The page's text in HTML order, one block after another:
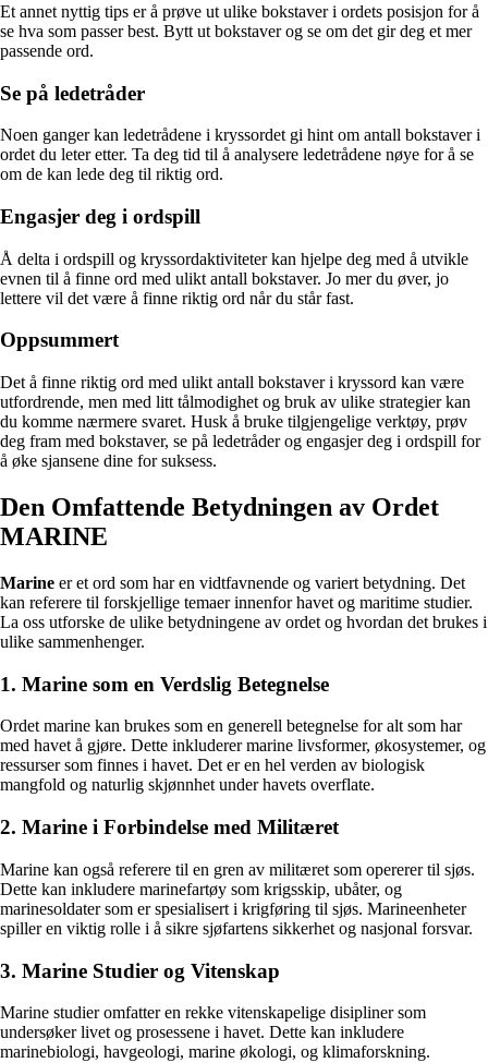
Et annet nyttig tips er å prøve ut ulike bokstaver i ordets posisjon for å
se hva som passer best. Bytt ut bokstaver og se om det gir deg et mer
passende ord.
Se på ledetråder
Noen ganger kan ledetrådene i kryssordet gi hint om antall bokstaver i
ordet du leter etter. Ta deg tid til å analysere ledetrådene nøye for å se
om de kan lede deg til riktig ord.
Engasjer deg i ordspill
Å delta i ordspill og kryssordaktiviteter kan hjelpe deg med å utvikle
evnen til å finne ord med ulikt antall bokstaver. Jo mer du øver, jo
lettere vil det være å finne riktig ord når du står fast.
Oppsummert
Det å finne riktig ord med ulikt antall bokstaver i kryssord kan være
utfordrende, men med litt tålmodighet og bruk av ulike strategier kan
du komme nærmere svaret. Husk å bruke tilgjengelige verktøy, prøv
deg fram med bokstaver, se på ledetråder og engasjer deg i ordspill for
å øke sjansene dine for suksess.
Den Omfattende Betydningen av Ordet
MARINE
Marine er et ord som har en vidtfavnende og variert betydning. Det
kan referere til forskjellige temaer innenfor havet og maritime studier.
La oss utforske de ulike betydningene av ordet og hvordan det brukes i
ulike sammenhenger.
1. Marine som en Verdslig Betegnelse
Ordet marine kan brukes som en generell betegnelse for alt som har
med havet å gjøre. Dette inkluderer marine livsformer, økosystemer, og
ressurser som finnes i havet. Det er en hel verden av biologisk
mangfold og naturlig skjønnhet under havets overflate.
2. Marine i Forbindelse med Militæret
Marine kan også referere til en gren av militæret som opererer til sjøs.
Dette kan inkludere marinefartøy som krigsskip, ubåter, og
marinesoldater som er spesialisert i krigføring til sjøs. Marineenheter
spiller en viktig rolle i å sikre sjøfartens sikkerhet og nasjonal forsvar.
3. Marine Studier og Vitenskap
Marine studier omfatter en rekke vitenskapelige disipliner som
undersøker livet og prosessene i havet. Dette kan inkludere
marinebiologi, havgeologi, marine økologi, og klimaforskning.